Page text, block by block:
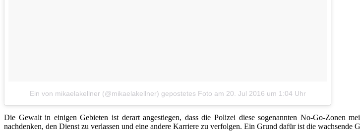
Ein von mikaelakellner (@mikaelakellner) gepostetes Foto am 20. Jul 2016 um 1:04 Uhr
Die Gewalt in einigen Gebieten ist derart angestiegen, dass die Polizei diese sogenannten No-Go-Zonen
nachdenken, den Dienst zu verlassen und eine andere Karriere zu verfolgen. Ein Grund dafür ist die wachsende